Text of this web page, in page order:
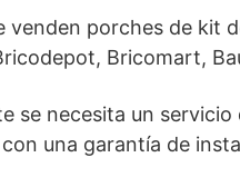
venden porches de kit
Bricomart,
se necesita un
una garantía de